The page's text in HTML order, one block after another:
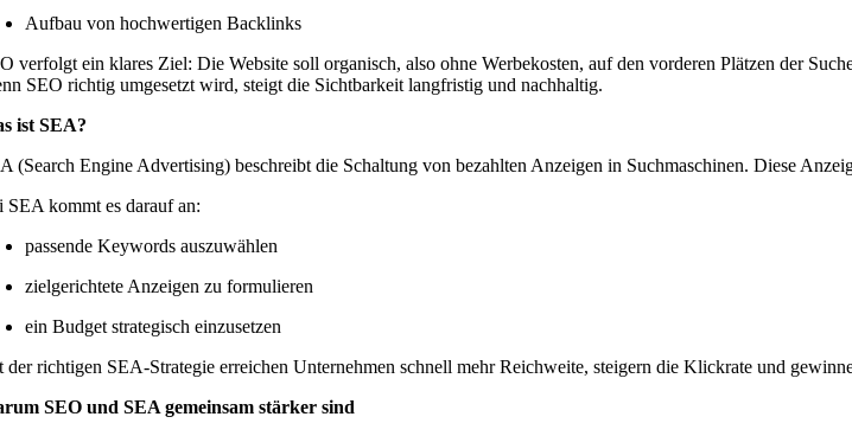
Aufbau von hochwertigen Backlinks
verfolgt ein klares Ziel: Die Website soll organisch, also ohne Werbekosten, auf den vorderen Plätzen der
SEO richtig umgesetzt wird, steigt die Sichtbarkeit langfristig und nachhaltig.
ist SEA?
(Search Engine Advertising) beschreibt die Schaltung von bezahlten Anzeigen in Suchmaschinen. Diese
SEA kommt es darauf an:
passende Keywords auszuwählen
zielgerichtete Anzeigen zu formulieren
ein Budget strategisch einzusetzen
der richtigen SEA-Strategie erreichen Unternehmen schnell mehr Reichweite, steigern die Klickrate und
SEO und SEA gemeinsam stärker sind